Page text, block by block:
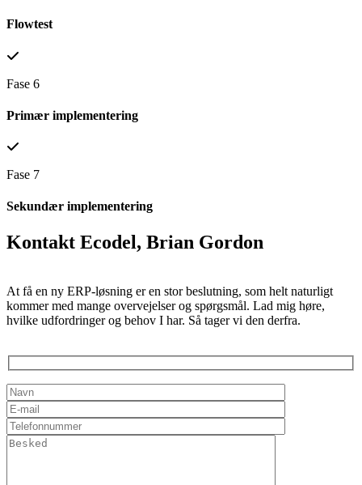
Flowtest
Fase 6
Primær implementering
Fase 7
Sekundær implementering
Kontakt Ecodel, Brian Gordon
At få en ny ERP-løsning er en stor beslutning, som helt naturligt
kommer med mange overvejelser og spørgsmål. Lad mig høre,
hvilke udfordringer og behov I har. Så tager vi den derfra.